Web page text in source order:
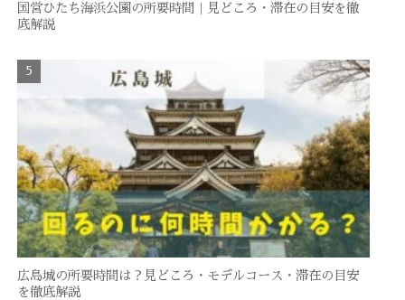
国営ひたち海浜公園の所要時間｜見どころ・滞在の目安を徹
底解説
広島城の所要時間は？見どころ・モデルコース・滞在の目安
を徹底解説